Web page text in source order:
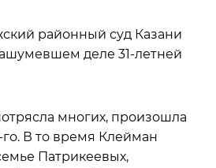
районный суд Казани
деле 31-летней
многих, произошла
го. В то время Клейман
Патрикеевых,